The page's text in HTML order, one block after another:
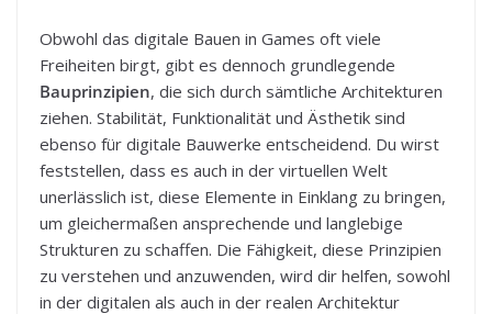
Obwohl das digitale Bauen in Games oft viele
Freiheiten birgt, gibt es dennoch grundlegende
Bauprinzipien, die sich durch sämtliche Architekturen
ziehen. Stabilität, Funktionalität und Ästhetik sind
ebenso für digitale Bauwerke entscheidend. Du wirst
feststellen, dass es auch in der virtuellen Welt
unerlässlich ist, diese Elemente in Einklang zu bringen,
um gleichermaßen ansprechende und langlebige
Strukturen zu schaffen. Die Fähigkeit, diese Prinzipien
zu verstehen und anzuwenden, wird dir helfen, sowohl
in der digitalen als auch in der realen Architektur